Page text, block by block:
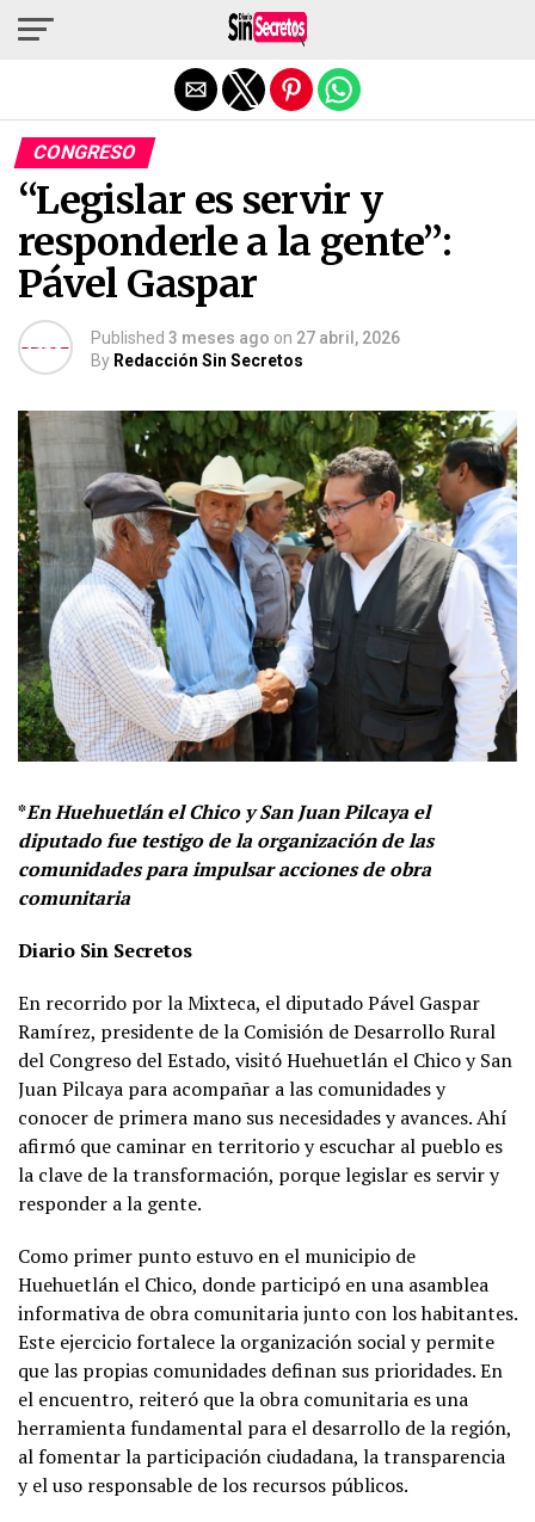
CONGRESO
“Legislar es servir y
responderle a la gente”:
Pável Gaspar
Published 3 meses ago on 27 abril, 2026
By Redacción Sin Secretos
*En Huehuetlán el Chico y San Juan Pilcaya el
diputado fue testigo de la organización de las
comunidades para impulsar acciones de obra
comunitaria
Diario Sin Secretos
En recorrido por la Mixteca, el diputado Pável Gaspar
Ramírez, presidente de la Comisión de Desarrollo Rural
del Congreso del Estado, visitó Huehuetlán el Chico y San
Juan Pilcaya para acompañar a las comunidades y
conocer de primera mano sus necesidades y avances. Ahí
afirmó que caminar en territorio y escuchar al pueblo es
la clave de la transformación, porque legislar es servir y
responder a la gente.
Como primer punto estuvo en el municipio de
Huehuetlán el Chico, donde participó en una asamblea
informativa de obra comunitaria junto con los habitantes.
Este ejercicio fortalece la organización social y permite
que las propias comunidades definan sus prioridades. En
el encuentro, reiteró que la obra comunitaria es una
herramienta fundamental para el desarrollo de la región,
al fomentar la participación ciudadana, la transparencia
y el uso responsable de los recursos públicos.
Salir de la versión móvil